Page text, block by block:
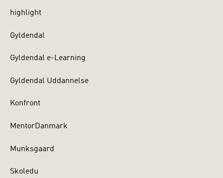
highlight
Gyldendal
Gyldendal e-Learning
Gyldendal Uddannelse
Konfront
MentorDanmark
Munksgaard
Skoledu